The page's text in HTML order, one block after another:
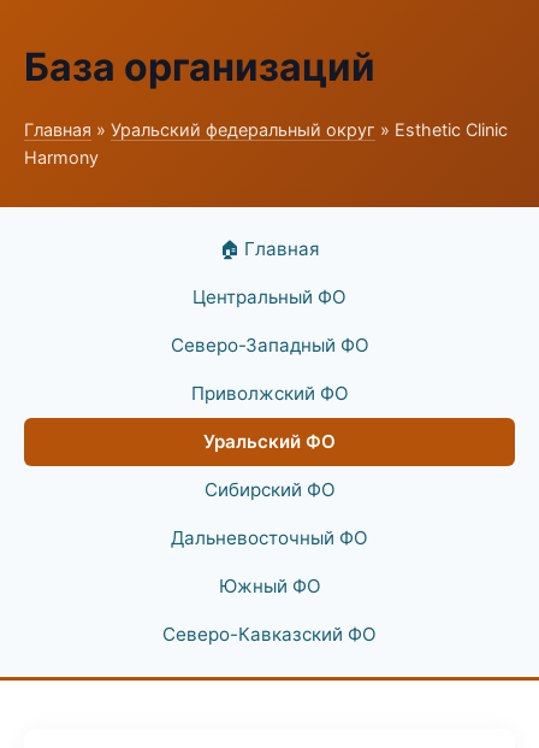
База организаций
Главная » Уральский федеральный округ » Esthetic Clinic
Harmony
🏠 Главная
Центральный ФО
Северо-Западный ФО
Приволжский ФО
Уральский ФО
Сибирский ФО
Дальневосточный ФО
Южный ФО
Северо-Кавказский ФО